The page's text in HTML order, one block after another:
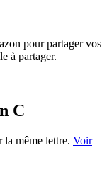
pour partager vos
à partager.
C
la même lettre. Voir